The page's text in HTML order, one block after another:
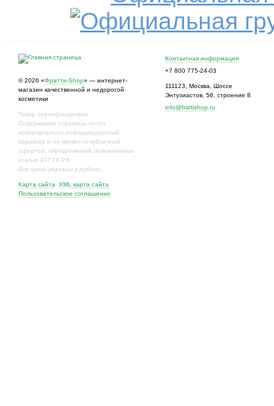
© 2026 «Фратти-Shop» — интернет-
магазин качественной и недорогой
косметики
Товар сертифицирован
Содержание страницы носит
исключительно информационный
характер и не является публичной
офертой, определяемой положениями
статьи 437 ГК РФ
Все цены указаны в рублях.
Карта сайта
XML карта сайта
Пользовательское соглашение
Контактная информация
+7 800 775-24-03
111123 Москва
Шоссе
Энтузиастов, 56, строение 8
info@frattishop.ru